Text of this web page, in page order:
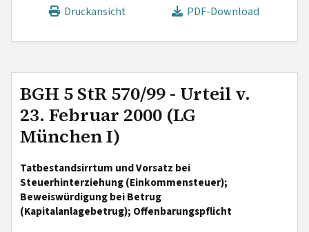
Druckansicht
PDF-Download
BGH 5 StR 570/99 - Urteil v.
23. Februar 2000 (LG
München I)
Tatbestandsirrtum und Vorsatz bei
Steuerhinterziehung (Einkommensteuer);
Beweiswürdigung bei Betrug
(Kapitalanlagebetrug); Offenbarungspflicht